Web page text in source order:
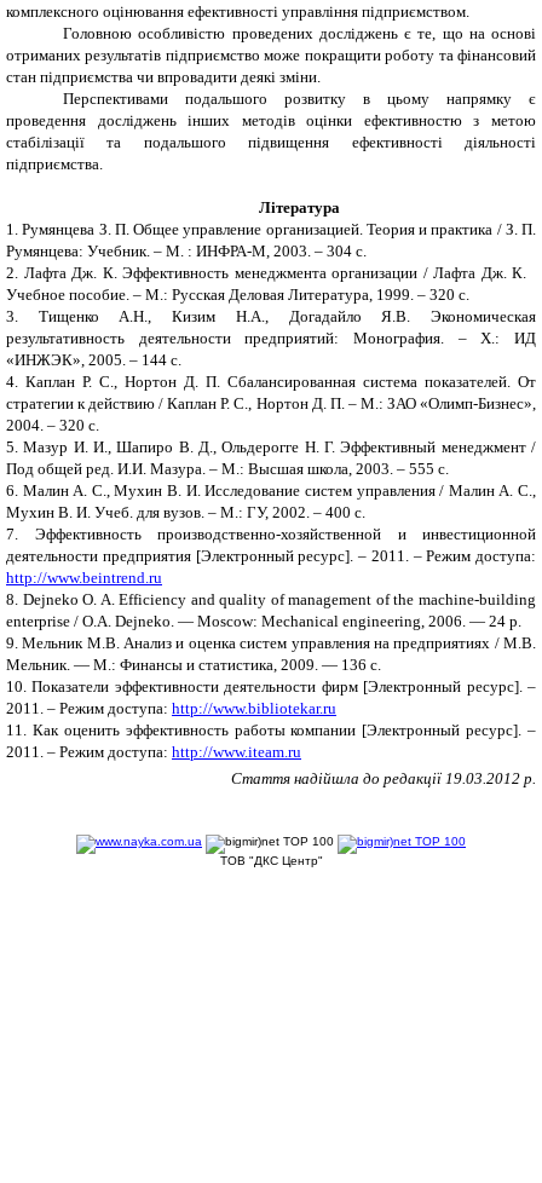
комплексного оцінювання ефективності управління підприємством.
Головною особливістю проведених досліджень є те, що на основі
отриманих результатів підприємство може покращити роботу та фінансовий
стан підприємства чи впровадити деякі зміни.
Перспективами подальшого розвитку в цьому напрямку є
проведення досліджень інших методів оцінки ефективностю з метою
стабілізації та подальшого підвищення ефективності діяльності
підприємства.
Література
1. Румянцева З. П. Общее управление организацией. Теория и практика / З. П.
Румянцева: Учебник. – М. : ИНФРА-М, 2003. – 304 с.
2. Лафта Дж. К. Эффективность менеджмента организации / Лафта Дж. К.
Учебное пособие. – М.: Русская Деловая Литература, 1999. – 320 с.
3. Тищенко А.Н., Кизим Н.А., Догадайло Я.В. Экономическая
результативность деятельности предприятий: Монография. – Х.: ИД
«ИНЖЭК», 2005. – 144 с.
4. Каплан Р. С., Нортон Д. П. Сбалансированная система показателей. От
стратегии к действию / Каплан Р. С., Нортон Д. П. – М.: ЗАО «Олимп-Бизнес»,
2004. – 320 с.
5. Мазур И. И., Шапиро В. Д., Ольдерогге Н. Г. Эффективный менеджмент /
Под общей ред. И.И. Мазура. – М.: Высшая школа, 2003. – 555 с.
6. Малин А. С., Мухин В. И. Исследование систем управления / Малин А. С.,
Мухин В. И. Учеб. для вузов. – М.: ГУ, 2002. – 400 с.
7. Эффективность производственно-хозяйственной и инвестиционной
деятельности предприятия [Электронный ресурс]. – 2011. – Режим доступа:
http://www.beintrend.ru
8. Dejneko O. A. Efficiency and quality of management of the machine-building
enterprise / O.A. Dejneko. — Moscow: Mechanical engineering, 2006. — 24 p.
9. Мельник М.В. Анализ и оценка систем управления на предприятиях / М.В.
Мельник. — М.: Финансы и статистика, 2009. — 136 с.
10. Показатели эффективности деятельности фирм [Электронный ресурс]. –
2011. – Режим доступа: http://www.bibliotekar.ru
11. Как оценить эффективность работы компании [Электронный ресурс]. –
2011. – Режим доступа: http://www.iteam.ru
Стаття надійшла до редакції 19.03.2012 р.
ТОВ "ДКС Центр"